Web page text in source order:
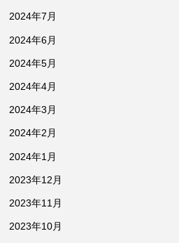
2024年7月
2024年6月
2024年5月
2024年4月
2024年3月
2024年2月
2024年1月
2023年12月
2023年11月
2023年10月